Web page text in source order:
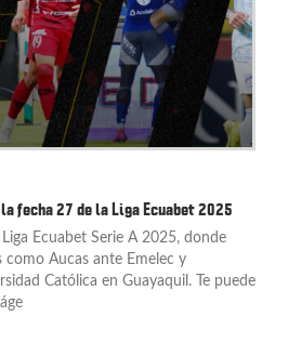
fecha 27 de la Liga Ecuabet 2025
Ecuabet Serie A 2025, donde
Aucas ante Emelec y
Católica en Guayaquil. Te puede